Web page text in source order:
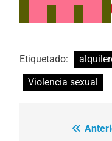
Etiquetado:
Violencia sexual
Navegación